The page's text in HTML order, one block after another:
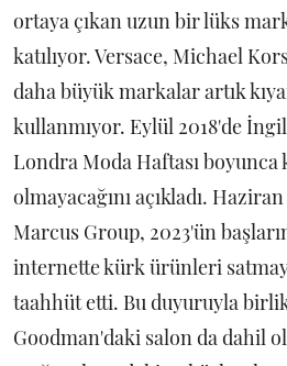
ortaya çıkan uzun bir lüks
katılıyor. Versace, Michael
daha büyük markalar artık
kullanmıyor. Eylül 2018'de
Londra Moda Haftası
olmayacağını açıkladı.
Marcus Group, 2023'ün
internette kürk ürünleri
taahhüt etti. Bu duyuruyla
Goodman'daki salon da dahil